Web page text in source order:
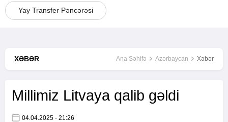
Yay Transfer Pəncərəsi
XƏBƏR Ana Səhifə Azərbaycan Xəbər
Millimiz Litvaya qalib gəldi
04.04.2025 - 21:26